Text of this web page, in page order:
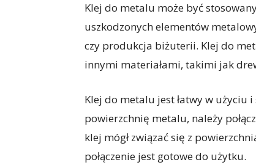
Klej do metalu może być
uszkodzonych elementów
czy produkcja biżuterii. Klej do
innymi materiałami, takimi jak
Klej do metalu jest łatwy w użyciu
powierzchnię metalu, należy
klej mógł związać się z
połączenie jest gotowe do użytku.